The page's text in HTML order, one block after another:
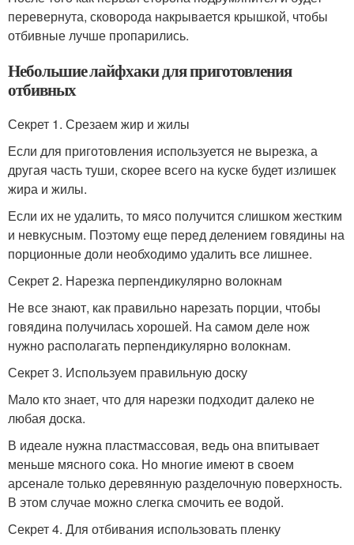
перевернута, сковорода накрывается крышкой, чтобы
отбивные лучше пропарились.
Небольшие лайфхаки для приготовления
отбивных
Секрет 1. Срезаем жир и жилы
Если для приготовления используется не вырезка, а
другая часть туши, скорее всего на куске будет излишек
жира и жилы.
Если их не удалить, то мясо получится слишком жестким
и невкусным. Поэтому еще перед делением говядины на
порционные доли необходимо удалить все лишнее.
Секрет 2. Нарезка перпендикулярно волокнам
Не все знают, как правильно нарезать порции, чтобы
говядина получилась хорошей. На самом деле нож
нужно располагать перпендикулярно волокнам.
Секрет 3. Используем правильную доску
Мало кто знает, что для нарезки подходит далеко не
любая доска.
В идеале нужна пластмассовая, ведь она впитывает
меньше мясного сока. Но многие имеют в своем
арсенале только деревянную разделочную поверхность.
В этом случае можно слегка смочить ее водой.
Секрет 4. Для отбивания использовать пленку